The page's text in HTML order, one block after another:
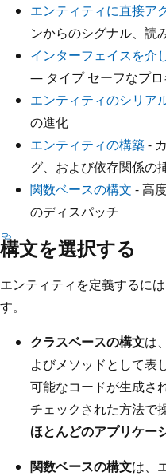
エンティティに直接ア
ンからのシグナル、読
インターフェイスを介
— タイプ セーフなプ
エンティティのシリア
の進化
エンティティの構築-
グ、および依存関係の
関数ベースの構文 - 高
のディスパッチ
構文を選択する
エンティティを定義するに
す。
クラスベースの構文は
よびメソッドとして表
可能なコードが生成さ
チェックされた方法で
ほとんどのアプリケー
関数ベースの構文は、